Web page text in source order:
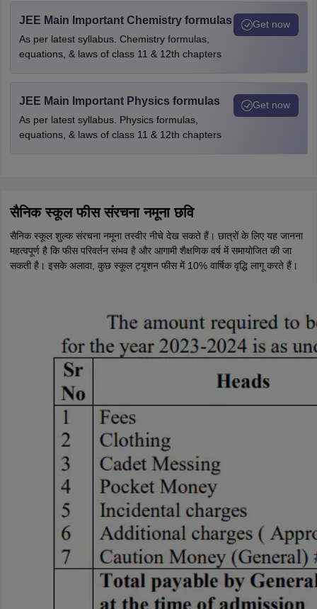
JEE Main Important Chemistry formulas
As per latest syllabus. Chemistry formulas,
equations, & laws of class 11 & 12th chapters
Get now
JEE Main Important Physics formulas
As per latest syllabus. Physics formulas,
equations, & laws of class 11 & 12th chapters
Get now
सैनिक स्कूल फीस संरचना नमूना छवि
सैनिक स्कूल शुल्क संरचना नमूना तस्वीर नीचे देख सकते हैं। छात्रों के लिए यह जानना
महत्वपूर्ण है कि फीस परिवर्तन संभव है और आगामी शैक्षणिक वर्ष में समायोजित की जा
सकती है। इसके अलावा, कुछ स्कूल ट्यूशन फीस में 10% वार्षिक वृद्धि लागू करते हैं।